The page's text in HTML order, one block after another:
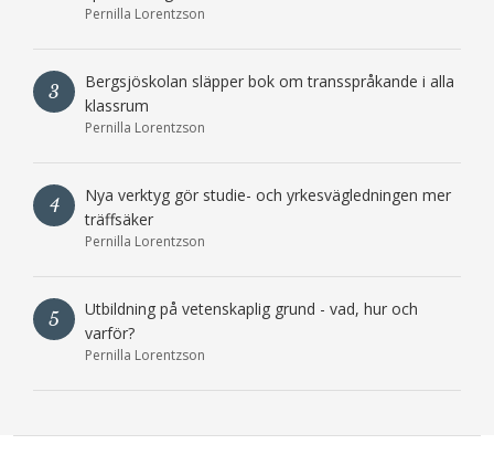
Pernilla Lorentzson
3
Bergsjöskolan släpper bok om transspråkande i alla
klassrum
Pernilla Lorentzson
4
Nya verktyg gör studie- och yrkesvägledningen mer
träffsäker
Pernilla Lorentzson
5
Utbildning på vetenskaplig grund - vad, hur och
varför?
Pernilla Lorentzson